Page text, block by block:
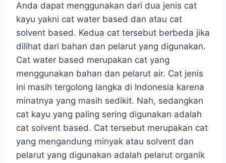
Anda dapat menggunakan dari dua jenis cat
kayu yakni cat water based dan atau cat
solvent based. Kedua cat tersebut berbeda jika
dilihat dari bahan dan pelarut yang digunakan.
Cat water based merupakan cat yang
menggunakan bahan dan pelarut air. Cat jenis
ini masih tergolong langka di Indonesia karena
minatnya yang masih sedikit. Nah, sedangkan
cat kayu yang paling sering digunakan adalah
cat solvent based. Cat tersebut merupakan cat
yang mengandung minyak atau solvent dan
pelarut yang digunakan adalah pelarut organik